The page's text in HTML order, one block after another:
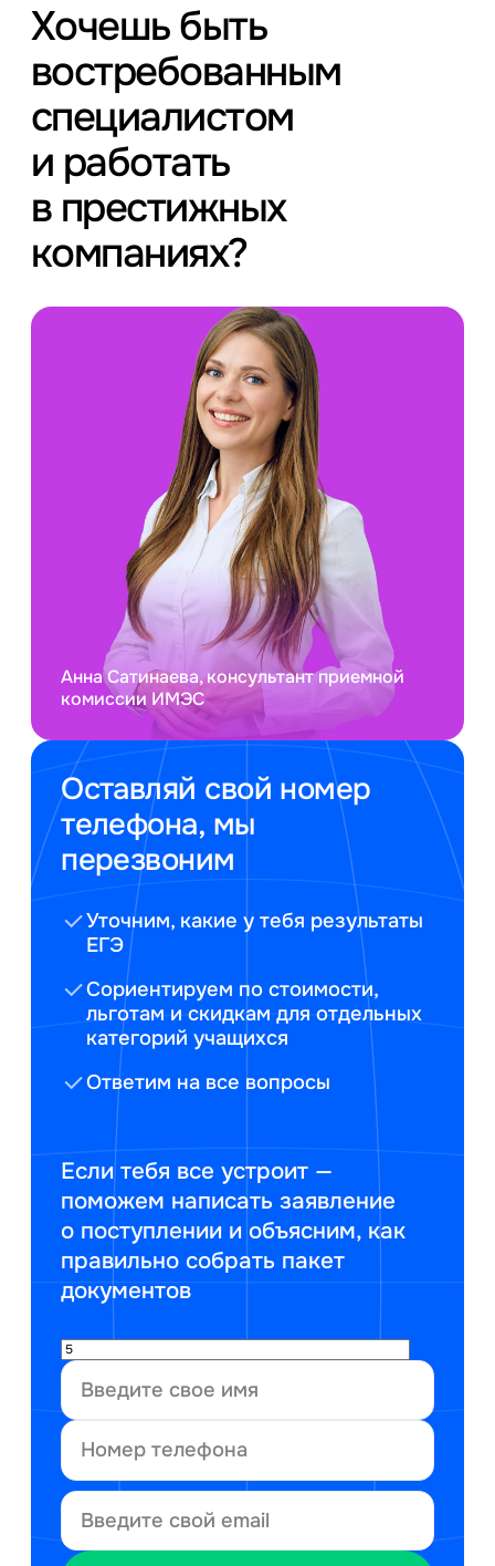
Хочешь быть
востребованным
специалистом
и работать
в престижных
компаниях?
Оставляй свой номер
телефона, мы
перезвоним
Уточним, какие у тебя результаты
ЕГЭ
Сориентируем по стоимости,
льготам и скидкам для отдельных
категорий учащихся
Ответим на все вопросы
Если тебя все устроит —
поможем написать заявление
о поступлении и объясним, как
правильно собрать пакет
документов
Анна Сатинаева, консультант приемной
комиссии ИМЭС